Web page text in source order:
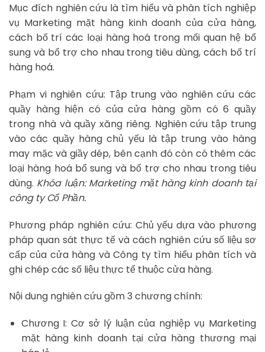
Mục đích nghiên cứu là tìm hiểu và phân tích nghiệp
vụ Marketing mặt hàng kinh doanh của cửa hàng,
cách bố trí các loại hàng hoá trong mối quan hệ bổ
sung và bổ trợ cho nhau trong tiêu dùng, cách bố trí
hàng hoá.
Phạm vi nghiên cứu: Tập trung vào nghiên cứu các
quầy hàng hiện có của cửa hàng gồm có 6 quầy
trong nhà và quầy xăng riêng. Nghiên cứu tập trung
vào các quầy hàng chủ yếu là tập trung vào hàng
may mặc và giầy dép, bên cạnh đó còn có thêm các
loại hàng hoá bổ sung và bổ trợ cho nhau trong tiêu
dùng. Khóa luận: Marketing mặt hàng kinh doanh tại
công ty Cổ Phần.
Phương pháp nghiên cứu: Chủ yếu dựa vào phương
pháp quan sát thực tế và cách nghiên cứu số liệu sơ
cấp của cửa hàng và Công ty tìm hiểu phân tích và
ghi chép các số liệu thực tế thuộc cửa hàng.
Nội dung nghiên cứu gồm 3 chương chính:
Chương I: Cơ sở lý luận của nghiệp vụ Marketing
mặt hàng kinh doanh tại cửa hàng thương mại